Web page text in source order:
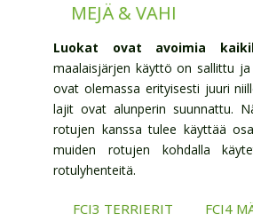
MEJÄ & VAHI
Luokat ovat avoimia
maalaisjärjen käyttö on sallittu
ovat olemassa erityisesti juuri
lajit ovat alunperin suunnattu.
rotujen kanssa tulee käyttää
muiden rotujen kohdalla
rotulyhenteitä.
FCI3 TERRIERIT FCI4